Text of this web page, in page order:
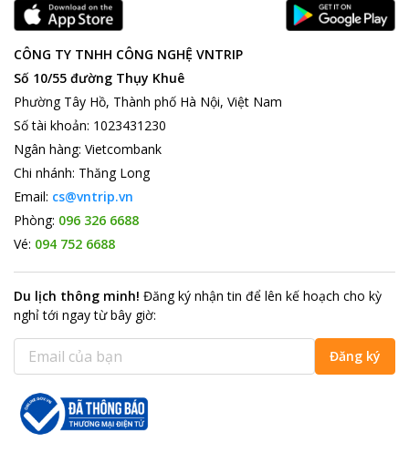
CÔNG TY TNHH CÔNG NGHỆ VNTRIP
Số 10/55 đường Thụy Khuê
Phường Tây Hồ, Thành phố Hà Nội, Việt Nam
Số tài khoản: 1023431230
Ngân hàng: Vietcombank
Chi nhánh: Thăng Long
Email: cs@vntrip.vn
Phòng: 096 326 6688
Vé: 094 752 6688
Du lịch thông minh! Đăng ký nhận tin để lên kế hoạch cho kỳ
nghỉ tới ngay từ bây giờ:
Đăng ký